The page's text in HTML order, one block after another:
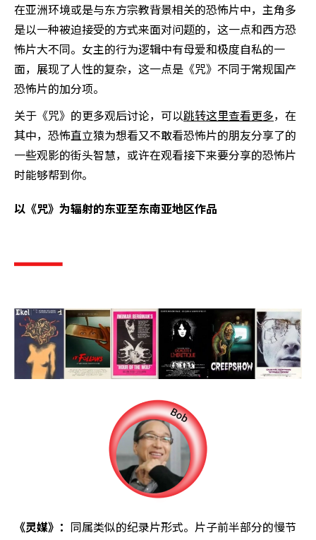
在亚洲环境或是与东方宗教背景相关的恐怖片中，主角多
是以一种被迫接受的方式来面对问题的，这一点和西方恐
怖片大不同。女主的行为逻辑中有母爱和极度自私的一
面，展现了人性的复杂，这一点是《咒》不同于常规国产
恐怖片的加分项。
关于《咒》的更多观后讨论，可以跳转这里查看更多，在
其中，恐怖直立猿为想看又不敢看恐怖片的朋友分享了的
一些观影的街头智慧，或许在观看接下来要分享的恐怖片
时能够帮到你。
以《咒》为辐射的东亚至东南亚地区作品
《灵媒》：
同属类似的纪录片形式。片子前半部分的慢节